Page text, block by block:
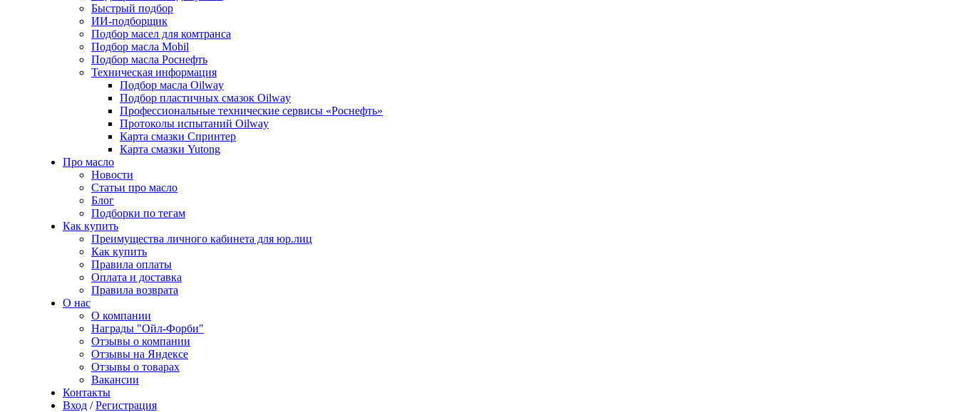
Быстрый подбор
ИИ-подборщик
Подбор масел для комтранса
Подбор масла Mobil
Подбор масла Роснефть
Техническая информация
Подбор масла Oilway
Подбор пластичных смазок Oilway
Профессиональные технические сервисы «Роснефть»
Протоколы испытаний Oilway
Карта смазки Спринтер
Карта смазки Yutong
Про масло
Новости
Статьи про масло
Блог
Подборки по тегам
Как купить
Преимущества личного кабинета для юр.лиц
Как купить
Правила оплаты
Оплата и доставка
Правила возврата
О нас
О компании
Награды "Ойл-Форби"
Отзывы о компании
Отзывы на Яндексе
Отзывы о товарах
Вакансии
Контакты
Вход / Регистрация